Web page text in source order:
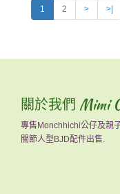
1 2 > >|
關於我們 Mimi
專售Monchhichi公仔及親
關節人型BJD配件出售.